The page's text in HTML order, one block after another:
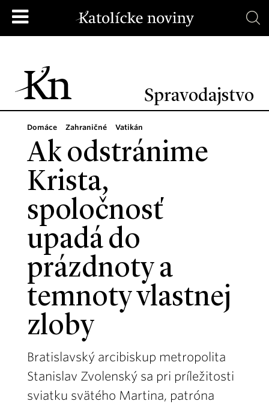
Spravodajstvo
Domáce Zahraničné Vatikán
Ak odstránime
Krista,
spoločnosť
upadá do
prázdnoty a
temnoty vlastnej
zloby
Bratislavský arcibiskup metropolita
Stanislav Zvolenský sa pri príležitosti
sviatku svätého Martina, patróna